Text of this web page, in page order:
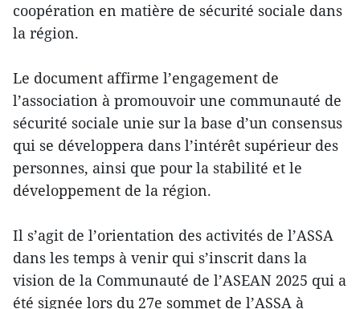
coopération en matière de sécurité sociale dans
la région.
Le document affirme l’engagement de
l’association à promouvoir une communauté de
sécurité sociale unie sur la base d’un consensus
qui se développera dans l’intérêt supérieur des
personnes, ainsi que pour la stabilité et le
développement de la région.
Il s’agit de l’orientation des activités de l’ASSA
dans les temps à venir qui s’inscrit dans la
vision de la Communauté de l’ASEAN 2025 qui a
été signée lors du 27e sommet de l’ASSA à